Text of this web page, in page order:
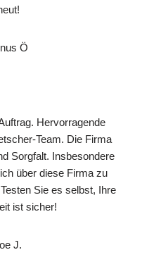
Ö
Hervorragende
Team. Die Firma
Sorgfalt. Insbesondere
über diese Firma zu
Sie es selbst, Ihre
ist sicher!
J.